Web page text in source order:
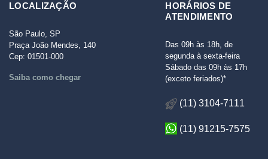
LOCALIZAÇÃO
São Paulo, SP
Praça João Mendes, 140
Cep: 01501-000
Saiba como chegar
HORÁRIOS DE
ATENDIMENTO
Das 09h às 18h, de
segunda à sexta-feira
Sábado das 09h às 17h
(exceto feriados)*
(11) 3104-7111
(11) 91215-7575